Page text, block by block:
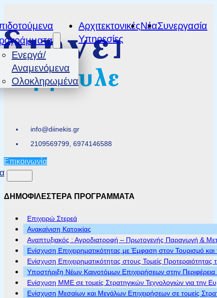
info@diinekis.gr
2109569799, 6974146588
Επικοινωνία
Ενεργά/
Αναμενόμενα
Ολοκληρωμένα
Αρχιτεκτονικές
Υπηρεσίες
ΝέαΣυνεργασία
ΔΗΜΟΦΙΛΕΣΤΕΡΑ ΠΡΟΓΡΑΜΜΑΤΑ
Επιχειρώ Στερεά
Ανακαίνιση Κατοικίας
Αναπτυξιακός : Αγροδιατροφή – Πρωτογενής Παραγωγή &
Ενίσχυση Επιχειρηματικότητας με Έμφαση στον Τουρισμό
Ενίσχυση Επιχειρηματικότητας στους Τομείς Προτεραιότητας
Υποστήριξη Νέων Καινοτόμων Επιχειρήσεων στην
Ενίσχυση ΜΜΕ σε τομείς Στρατηγικών Τεχνολογιών για την
Ενίσχυση Μεσαίων και Μεγάλων Επιχειρήσεων σε τομείς